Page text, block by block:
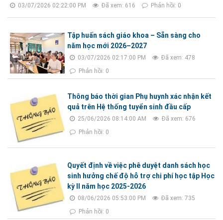
03/07/2026 02:22:00 PM Đã xem: 616 Phản hồi: 0
Tập huấn sách giáo khoa – Sẵn sàng cho
năm học mới 2026–2027
03/07/2026 02:17:00 PM
Đã xem: 478
Phản hồi: 0
Thông báo thời gian Phụ huynh xác nhận kết
quả trên Hệ thống tuyển sinh đầu cấp
25/06/2026 08:14:00 AM
Đã xem: 676
Phản hồi: 0
Quyết định về việc phê duyệt danh sách học
sinh hưởng chế độ hỗ trợ chi phí học tập Học
kỳ II năm học 2025-2026
08/06/2026 05:53:00 PM
Đã xem: 735
Phản hồi: 0